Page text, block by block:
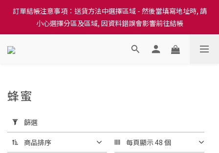
訂單結帳注意事項：送貨方法中選擇區域 - 然後當填寫地址時, 請
小心選擇分區及區域, 因資料錯誤會影響前往結帳
訂單結帳注意事項：送貨方法中選擇區域 - 然後當填寫地址時, 請
小心選擇分區及區域, 因資料錯誤會影響前往結帳
隆重推出本地培育田香雞、金棠雞、粵皇鷄及平原雞等，想食靚雞
用
篩
選
蜂蜜
篩選
商品排序 每頁顯示 48 個